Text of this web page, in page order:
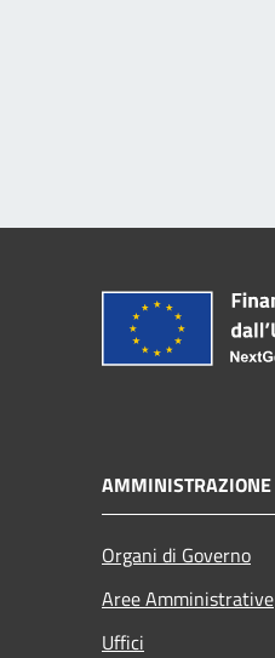
AMMINISTRAZIONE
Organi di Governo
Aree Amministrative
Uffici